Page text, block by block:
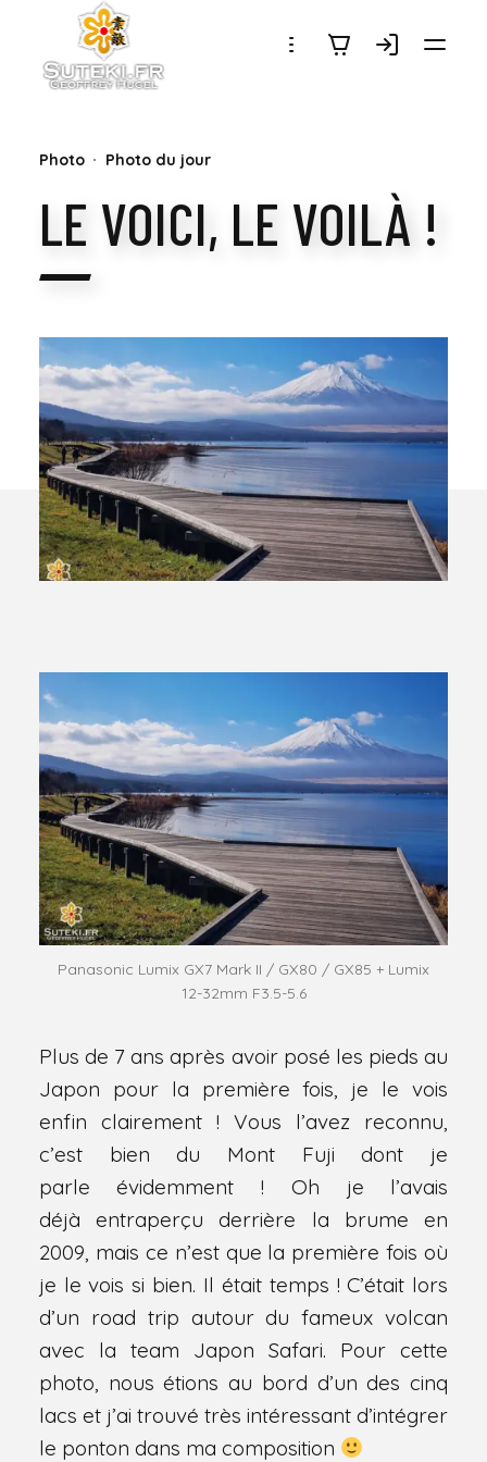
SUTEKI.FR
Photo Photo du jour
LE VOICI, LE VOILÀ !
Panasonic Lumix GX7 Mark II / GX80 / GX85 + Lumix
12-32mm F3.5-5.6
Plus de 7 ans après avoir posé les pieds au
Japon pour la première fois, je le vois
enfin clairement ! Vous l’avez reconnu,
c’est bien du Mont Fuji dont je
parle évidemment ! Oh je l’avais
déjà entraperçu derrière la brume en
2009, mais ce n’est que la première fois où
je le vois si bien. Il était temps ! C’était lors
d’un road trip autour du fameux volcan
avec la team Japon Safari. Pour cette
photo, nous étions au bord d’un des cinq
lacs et j’ai trouvé très intéressant d’intégrer
le ponton dans ma composition